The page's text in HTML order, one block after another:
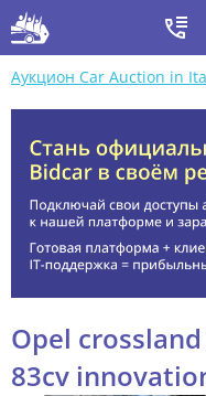
Аукцион Car Auction in
Opel crossland
83cv